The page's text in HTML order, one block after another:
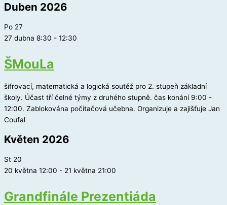
Duben 2026
Po 27
27 dubna 8:30 - 12:30
ŠMouLa
šifrovací, matematická a logická soutěž pro 2. stupeň základní
školy. Účast tří čelné týmy z druhého stupně. čas konání 9:00 -
12:00. Zablokována počítačová učebna. Organizuje a zajišťuje Jan
Coufal
Květen 2026
St 20
20 května 12:00 - 21 května 21:00
Grandfinále Prezentiáda